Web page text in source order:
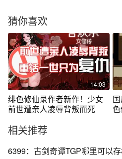
猜你喜欢
14:03
绯色修仙录作者新作！少女
前世遭亲人凌辱背叛而死
相关推荐
6399：古剑奇谭TGP哪里可以